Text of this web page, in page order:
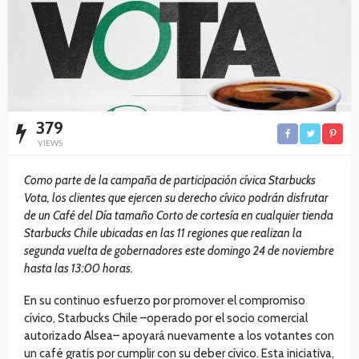
379
VIEWS
Como parte de la campaña de participación cívica Starbucks
Vota, los clientes que ejercen su derecho cívico podrán disfrutar
de un Café del Día tamaño Corto de cortesía en cualquier tienda
Starbucks Chile ubicadas en las 11 regiones que realizan la
segunda vuelta de gobernadores este domingo 24 de noviembre
hasta las 13:00 horas.
En su continuo esfuerzo por promover el compromiso
cívico, Starbucks Chile –operado por el socio comercial
autorizado Alsea– apoyará nuevamente a los votantes con
un café gratis por cumplir con su deber cívico. Esta iniciativa,